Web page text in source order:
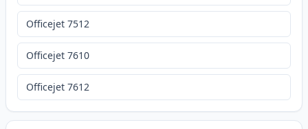
Officejet 7512
Officejet 7610
Officejet 7612